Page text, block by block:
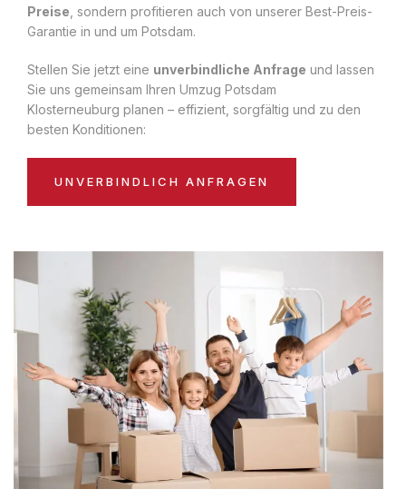
Preise , sondern profitieren auch von unserer Best-Preis-
Garantie in und um Potsdam.
Stellen Sie jetzt eine unverbindliche Anfrage und lassen
Sie uns gemeinsam Ihren Umzug Potsdam
Klosterneuburg planen – effizient, sorgfältig und zu den
besten Konditionen:
UNVERBINDLICH ANFRAGEN